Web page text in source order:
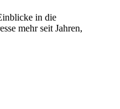
in die
mehr seit Jahren,